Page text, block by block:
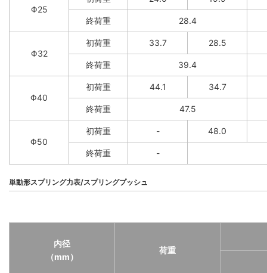
Φ25
終荷重 28.4
Φ32
初荷重 33.7 28.5
終荷重 39.4
Φ40
初荷重 44.1 34.7
終荷重 47.5
Φ50
初荷重 - 48.0
終荷重 -
単動形スプリング力表/スプリングプッシュ
内径
（mm）
荷重